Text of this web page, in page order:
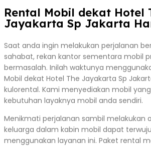
Rental Mobil dekat Hotel
Jayakarta Sp Jakarta
Saat anda ingin melakukan perjalanan
sahabat, rekan kantor sementara mobil
bermasalah. Inilah waktunya
Mobil dekat Hotel The Jayakarta Sp
kulorental. Kami menyediakan mobil
kebutuhan layaknya mobil anda sendiri.
Menikmati perjalanan sambil melakukan
keluarga dalam kabin mobil dapat
menggunakan layanan ini. Paket rental